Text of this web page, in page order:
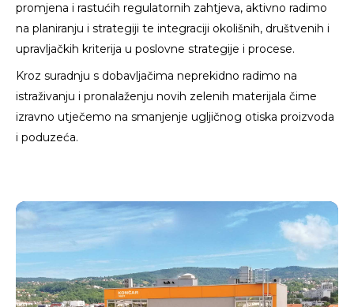
promjena i rastućih regulatornih zahtjeva, aktivno radimo
na planiranju i strategiji te integraciji okolišnih, društvenih i
upravljačkih kriterija u poslovne strategije i procese.
Kroz suradnju s dobavljačima neprekidno radimo na
istraživanju i pronalaženju novih zelenih materijala čime
izravno utječemo na smanjenje ugljičnog otiska proizvoda
i poduzeća.